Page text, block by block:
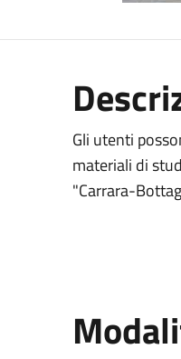
Gli utenti
materiali di
"Carrara-